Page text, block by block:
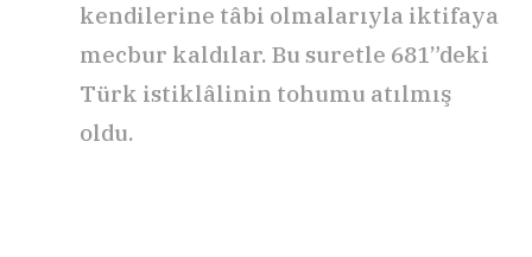
kendilerine tâbi olmalarıyla iktifaya
mecbur kaldılar. Bu suretle 681”deki
Türk istiklâlinin tohumu atılmış
oldu.